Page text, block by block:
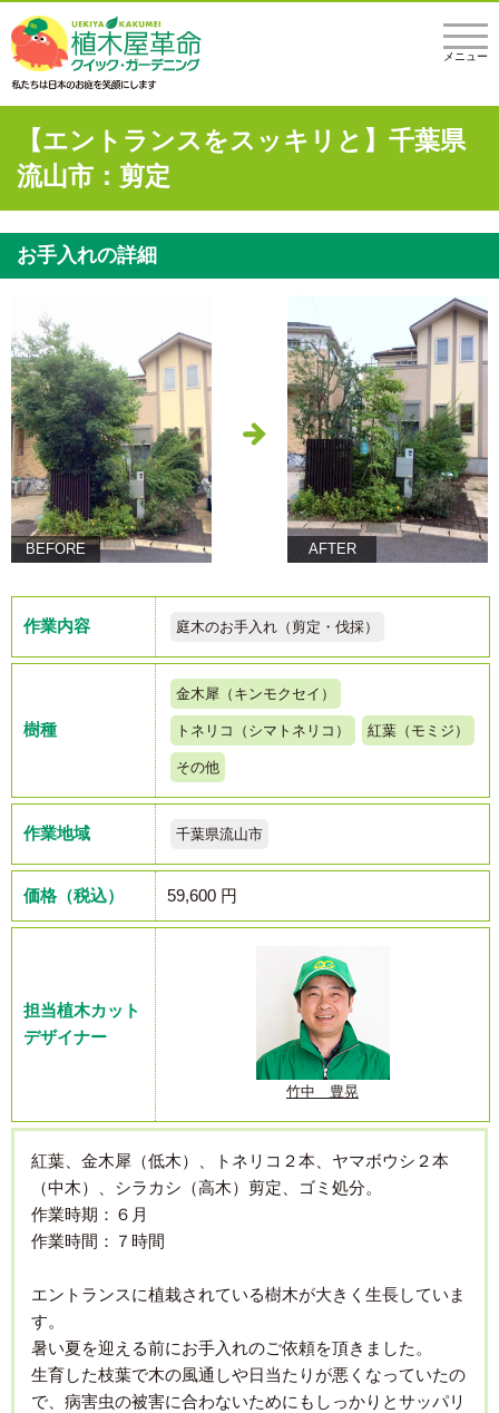
メニュー
【エントランスをスッキリと】千葉県
流山市：剪定
お手入れの詳細
BEFORE AFTER
作業内容 庭木のお手入れ（剪定・伐採）
樹種
金木犀（キンモクセイ）
トネリコ（シマトネリコ） 紅葉（モミジ）
その他
作業地域 千葉県流山市
価格（税込） 59,600 円
担当植木カット
デザイナー
竹中 豊晃
紅葉、金木犀（低木）、トネリコ２本、ヤマボウシ２本
（中木）、シラカシ（高木）剪定、ゴミ処分。
作業時期：６月
作業時間：７時間
エントランスに植栽されている樹木が大きく生長していま
す。
暑い夏を迎える前にお手入れのご依頼を頂きました。
生育した枝葉で木の風通しや日当たりが悪くなっていたの
で、病害虫の被害に合わないためにもしっかりとサッパリ